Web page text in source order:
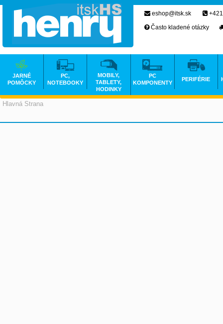
Hlavná Strana
eshop@itsk.sk
Často kladené otázky
JARNÉ
POMÔCKY
PC,
NOTEBOOKY
MOBILY,
TABLETY,
HODINKY
PC
KOMPONENTY
PERIFÉRIE